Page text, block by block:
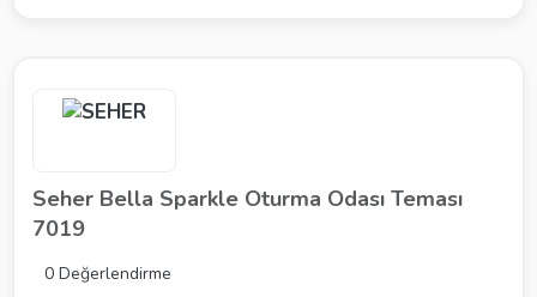
Seher Bella Sparkle Oturma Odası Teması
7019
0 Değerlendirme